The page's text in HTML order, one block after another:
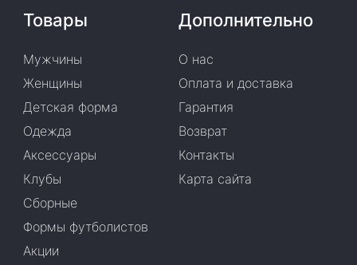
Товары
Мужчины
Женщины
Детская форма
Одежда
Аксессуары
Клубы
Сборные
Формы футболистов
Акции
Дополнительно
О нас
Оплата и доставка
Гарантия
Возврат
Контакты
Карта сайта